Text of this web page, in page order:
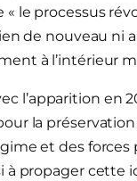
« le processus
de nouveau
à l’intérieur
l’apparition en
la
et des
à propager